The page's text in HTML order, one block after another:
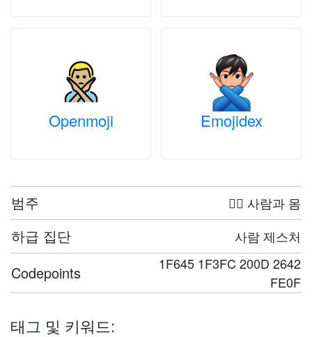
Openmoji Emojidex
범주 🤦‍♀️ 사람과 몸
하급 집단 사람 제스처
Codepoints
1F645 1F3FC 200D 2642
FE0F
태그 및 키워드: